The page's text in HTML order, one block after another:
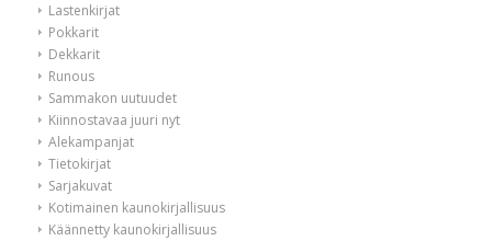
Lastenkirjat
Pokkarit
Dekkarit
Runous
Sammakon uutuudet
Kiinnostavaa juuri nyt
Alekampanjat
Tietokirjat
Sarjakuvat
Kotimainen kaunokirjallisuus
Käännetty kaunokirjallisuus